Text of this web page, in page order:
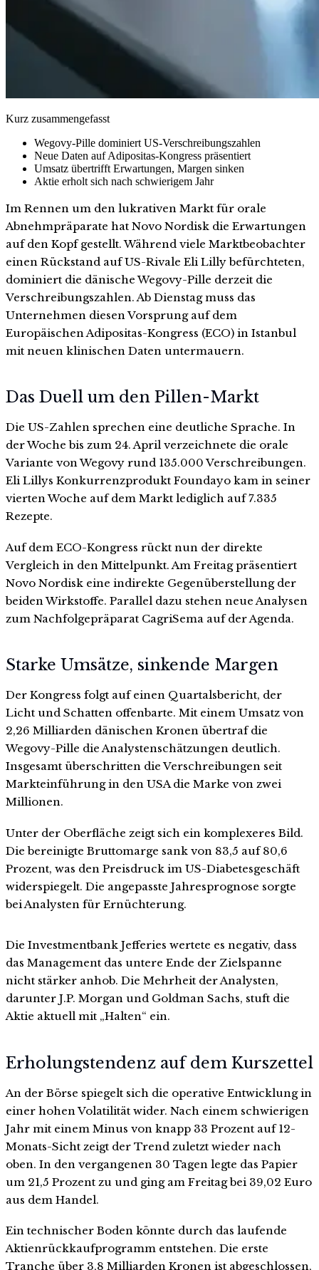
Kurz zusammengefasst
Wegovy-Pille dominiert US-Verschreibungszahlen
Neue Daten auf Adipositas-Kongress präsentiert
Umsatz übertrifft Erwartungen, Margen sinken
Aktie erholt sich nach schwierigem Jahr
Im Rennen um den lukrativen Markt für orale
Abnehmpräparate hat Novo Nordisk die Erwartungen
auf den Kopf gestellt. Während viele Marktbeobachter
einen Rückstand auf US-Rivale Eli Lilly befürchteten,
dominiert die dänische Wegovy-Pille derzeit die
Verschreibungszahlen. Ab Dienstag muss das
Unternehmen diesen Vorsprung auf dem
Europäischen Adipositas-Kongress (ECO) in Istanbul
mit neuen klinischen Daten untermauern.
Das Duell um den Pillen-Markt
Die US-Zahlen sprechen eine deutliche Sprache. In
der Woche bis zum 24. April verzeichnete die orale
Variante von Wegovy rund 135.000 Verschreibungen.
Eli Lillys Konkurrenzprodukt Foundayo kam in seiner
vierten Woche auf dem Markt lediglich auf 7.335
Rezepte.
Auf dem ECO-Kongress rückt nun der direkte
Vergleich in den Mittelpunkt. Am Freitag präsentiert
Novo Nordisk eine indirekte Gegenüberstellung der
beiden Wirkstoffe. Parallel dazu stehen neue Analysen
zum Nachfolgepräparat CagriSema auf der Agenda.
Starke Umsätze, sinkende Margen
Der Kongress folgt auf einen Quartalsbericht, der
Licht und Schatten offenbarte. Mit einem Umsatz von
2,26 Milliarden dänischen Kronen übertraf die
Wegovy-Pille die Analystenschätzungen deutlich.
Insgesamt überschritten die Verschreibungen seit
Markteinführung in den USA die Marke von zwei
Millionen.
Unter der Oberfläche zeigt sich ein komplexeres Bild.
Die bereinigte Bruttomarge sank von 83,5 auf 80,6
Prozent, was den Preisdruck im US-Diabetesgeschäft
widerspiegelt. Die angepasste Jahresprognose sorgte
bei Analysten für Ernüchterung.
Die Investmentbank Jefferies wertete es negativ, dass
das Management das untere Ende der Zielspanne
nicht stärker anhob. Die Mehrheit der Analysten,
darunter J.P. Morgan und Goldman Sachs, stuft die
Aktie aktuell mit „Halten“ ein.
Erholungstendenz auf dem Kurszettel
An der Börse spiegelt sich die operative Entwicklung in
einer hohen Volatilität wider. Nach einem schwierigen
Jahr mit einem Minus von knapp 33 Prozent auf 12-
Monats-Sicht zeigt der Trend zuletzt wieder nach
oben. In den vergangenen 30 Tagen legte das Papier
um 21,5 Prozent zu und ging am Freitag bei 39,02 Euro
aus dem Handel.
Ein technischer Boden könnte durch das laufende
Aktienrückkaufprogramm entstehen. Die erste
Tranche über 3,8 Milliarden Kronen ist abgeschlossen,